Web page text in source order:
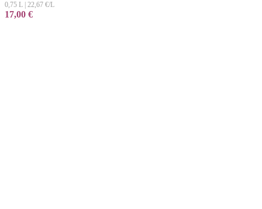
0,75 L 22,67 €/L
17,00 €